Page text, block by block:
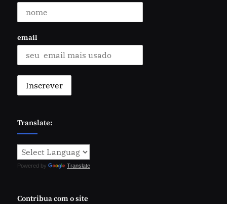
email
Translate:
Powered by Translate
Contribua com o site